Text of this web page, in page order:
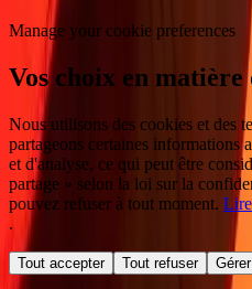
Manage your cookie preferences
Vos choix en
Nous utilisons des cookies et des
partageons certaines informations
et d'analyse, ce qui peut être
partage » selon la loi sur la
pouvez refuser à tout moment.
.
Tout accepter Tout refuser